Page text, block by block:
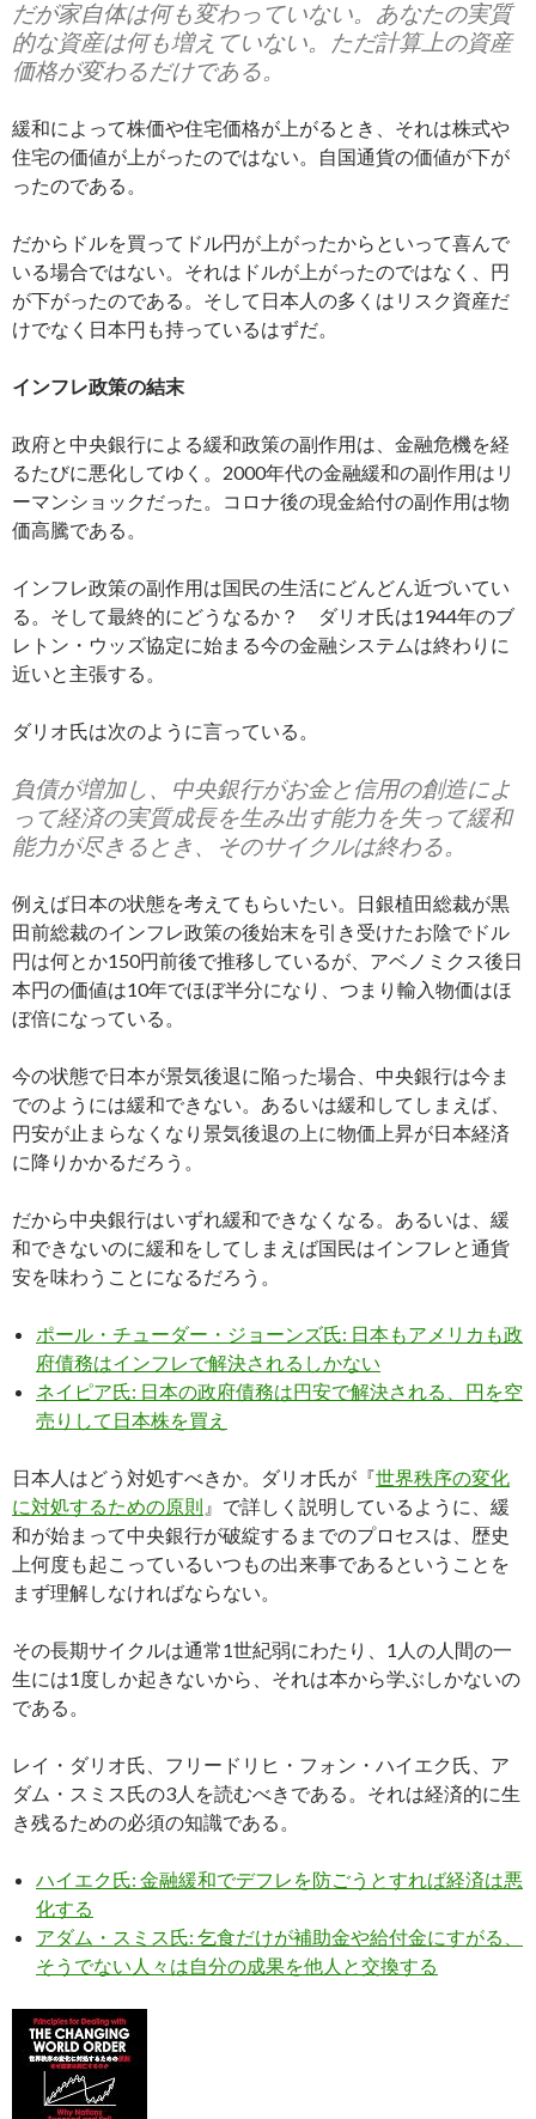
だが家自体は何も変わっていない。あなたの実質
的な資産は何も増えていない。ただ計算上の資産
価格が変わるだけである。
緩和によって株価や住宅価格が上がるとき、それは株式や
住宅の価値が上がったのではない。自国通貨の価値が下が
ったのである。
だからドルを買ってドル円が上がったからといって喜んで
いる場合ではない。それはドルが上がったのではなく、円
が下がったのである。そして日本人の多くはリスク資産だ
けでなく日本円も持っているはずだ。
インフレ政策の結末
政府と中央銀行による緩和政策の副作用は、金融危機を経
るたびに悪化してゆく。2000年代の金融緩和の副作用はリ
ーマンショックだった。コロナ後の現金給付の副作用は物
価高騰である。
インフレ政策の副作用は国民の生活にどんどん近づいてい
る。そして最終的にどうなるか？ ダリオ氏は1944年のブ
レトン・ウッズ協定に始まる今の金融システムは終わりに
近いと主張する。
ダリオ氏は次のように言っている。
負債が増加し、中央銀行がお金と信用の創造によ
って経済の実質成長を生み出す能力を失って緩和
能力が尽きるとき、そのサイクルは終わる。
例えば日本の状態を考えてもらいたい。日銀植田総裁が黒
田前総裁のインフレ政策の後始末を引き受けたお陰でドル
円は何とか150円前後で推移しているが、アベノミクス後日
本円の価値は10年でほぼ半分になり、つまり輸入物価はほ
ぼ倍になっている。
今の状態で日本が景気後退に陥った場合、中央銀行は今ま
でのようには緩和できない。あるいは緩和してしまえば、
円安が止まらなくなり景気後退の上に物価上昇が日本経済
に降りかかるだろう。
だから中央銀行はいずれ緩和できなくなる。あるいは、緩
和できないのに緩和をしてしまえば国民はインフレと通貨
安を味わうことになるだろう。
ポール・チューダー・ジョーンズ氏: 日本もアメリカも政
府債務はインフレで解決されるしかない
ネイピア氏: 日本の政府債務は円安で解決される、円を空
売りして日本株を買え
日本人はどう対処すべきか。ダリオ氏が『世界秩序の変化
に対処するための原則 』で詳しく説明しているように、緩
和が始まって中央銀行が破綻するまでのプロセスは、歴史
上何度も起こっているいつもの出来事であるということを
まず理解しなければならない。
その長期サイクルは通常1世紀弱にわたり、1人の人間の一
生には1度しか起きないから、それは本から学ぶしかないの
である。
レイ・ダリオ氏、フリードリヒ・フォン・ハイエク氏、ア
ダム・スミス氏の3人を読むべきである。それは経済的に生
き残るための必須の知識である。
ハイエク氏: 金融緩和でデフレを防ごうとすれば経済は悪
化する
アダム・スミス氏: 乞食だけが補助金や給付金にすがる、
そうでない人々は自分の成果を他人と交換する